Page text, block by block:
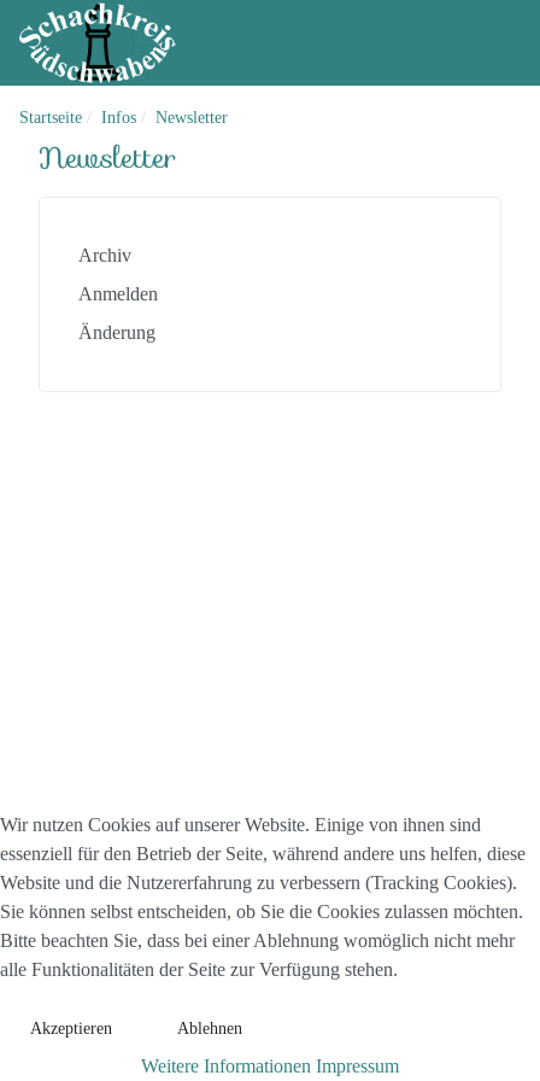
Startseite Infos Newsletter
Newsletter
Archiv
Anmelden
Änderung
Wir nutzen Cookies auf unserer Website. Einige von ihnen sind
essenziell für den Betrieb der Seite, während andere uns helfen, diese
Website und die Nutzererfahrung zu verbessern (Tracking Cookies).
Sie können selbst entscheiden, ob Sie die Cookies zulassen möchten.
Bitte beachten Sie, dass bei einer Ablehnung womöglich nicht mehr
alle Funktionalitäten der Seite zur Verfügung stehen.
Akzeptieren Ablehnen
Weitere Informationen Impressum